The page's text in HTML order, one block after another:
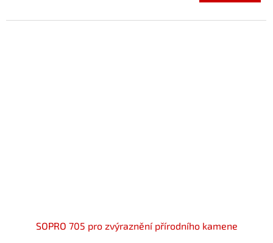
SOPRO 705 pro zvýraznění přírodního kamene